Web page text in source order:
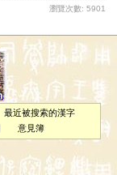
瀏覽次數: 5901
最近被搜索的漢字
意見簿